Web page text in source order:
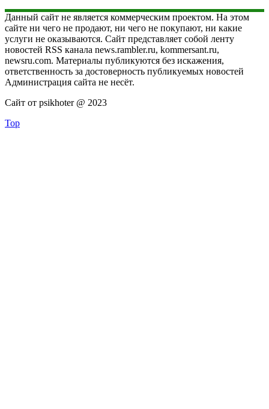
Данный сайт не является коммерческим проектом. На этом
сайте ни чего не продают, ни чего не покупают, ни какие
услуги не оказываются. Сайт представляет собой ленту
новостей RSS канала news.rambler.ru, kommersant.ru,
newsru.com. Материалы публикуются без искажения,
ответственность за достоверность публикуемых новостей
Администрация сайта не несёт.
Сайт от psikhoter @ 2023
Top